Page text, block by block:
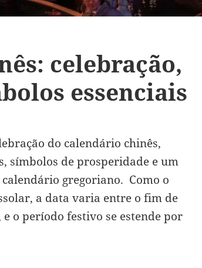
celebração,
essenciais
do calendário chinês,
símbolos de prosperidade e um
calendário gregoriano. Como o
a data varia entre o fim de
o período festivo se estende por
Chinês: celebração, sentidos e